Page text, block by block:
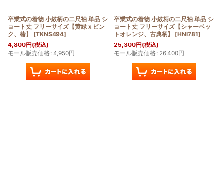
卒業式の着物 小紋柄の二尺袖 単品 シ
ョート丈 フリーサイズ【黄緑ｘピン
ク、椿】
[TKNS494]
4,800円(税込)
モール販売価格: 4,950円
卒業式の着物 小紋柄の二尺袖 単品 シ
ョート丈 フリーサイズ【シャーベッ
トオレンジ、古典柄】
[HNI781]
25,300円(税込)
モール販売価格: 26,400円